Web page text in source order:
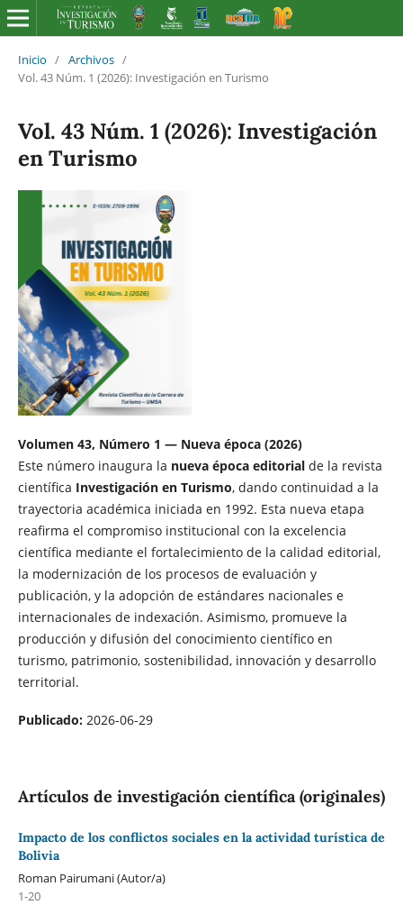
Inicio / Archivos /
Vol. 43 Núm. 1 (2026): Investigación en Turismo
Vol. 43 Núm. 1 (2026): Investigación
en Turismo
Volumen 43, Número 1 — Nueva época (2026)
Este número inaugura la nueva época editorialde la revista
científica Investigación en Turismo, dando continuidad a la
trayectoria académica iniciada en 1992. Esta nueva etapa
reafirma el compromiso institucional con la excelencia
científica mediante el fortalecimiento de la calidad editorial,
la modernización de los procesos de evaluación y
publicación, y la adopción de estándares nacionales e
internacionales de indexación. Asimismo, promueve la
producción y difusión del conocimiento científico en
turismo, patrimonio, sostenibilidad, innovación y desarrollo
territorial.
Publicado: 2026-06-29
Artículos de investigación científica (originales)
Impacto de los conflictos sociales en la actividad turística de
Bolivia
Roman Pairumani (Autor/a)
1-20